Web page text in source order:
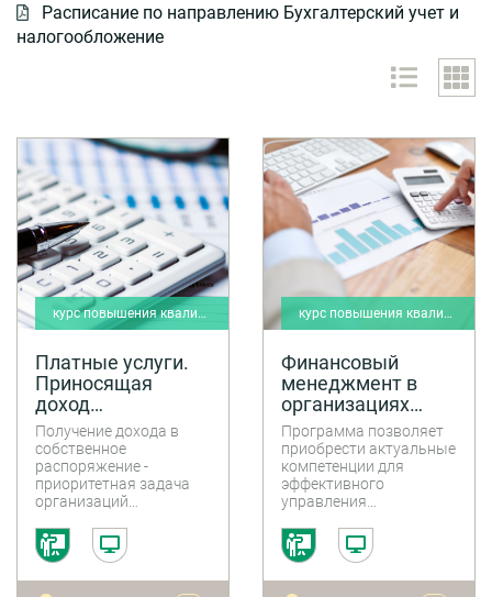
Расписание по направлению Бухгалтерский учет и
налогообложение
курс повышения квалификации
Платные услуги.
Приносящая
доход
деятельность и
налогообложение
в учреждениях
госсектора в 2026
году
Получение дохода в
собственное
распоряжение -
приоритетная задача
организаций
ограниченных
возможностей полного
курс повышения квалификации
Финансовый
менеджмент в
организациях
бюджетной сферы
Программа позволяет
приобрести актуальные
компетенции для
эффективного
управления
ресурсами,
планирования